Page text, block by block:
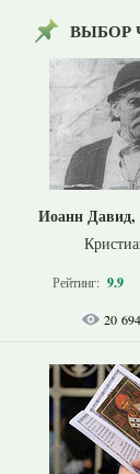
ВЫБОР
Иоанн Давид,
Рейтинг: 9.9
20 694